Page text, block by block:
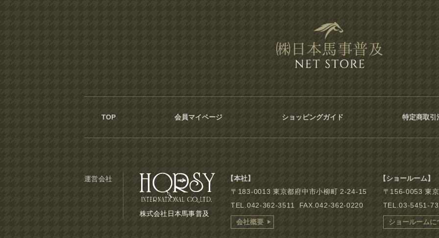
TOP 会員マイページ ショッピングガイド 特定商取引
運営会社
株式会社日本馬事普及
【本社】
〒183-0013 東京都府中市小柳町 2-24-15
TEL.042-362-3511 FAX.042-362-0220
会社概要
【ショールーム】
〒156-0053 東
TEL.03-5451-
ショールームに